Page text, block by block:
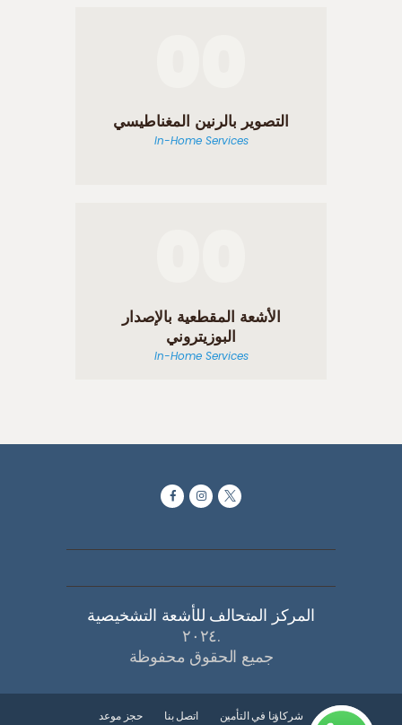
التصوير بالرنين المغناطيسي
In-Home Services
الأشعة المقطعية بالإصدار
البوزيتروني
In-Home Services
المركز المتحالف للأشعة التشخيصية
٢٠٢٤.
جميع الحقوق محفوظة
حجز موعد اتصل بنا شركاؤنا في التأمين